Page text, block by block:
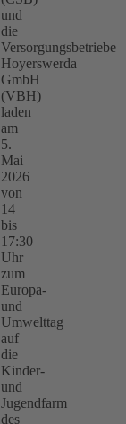
und
die
Versorgungsbetriebe
Hoyerswerda
GmbH
(VBH)
laden
am
5.
Mai
2026
von
14
bis
17:30
Uhr
zum
Europa-
und
Umwelttag
auf
die
Kinder-
und
Jugendfarm
des